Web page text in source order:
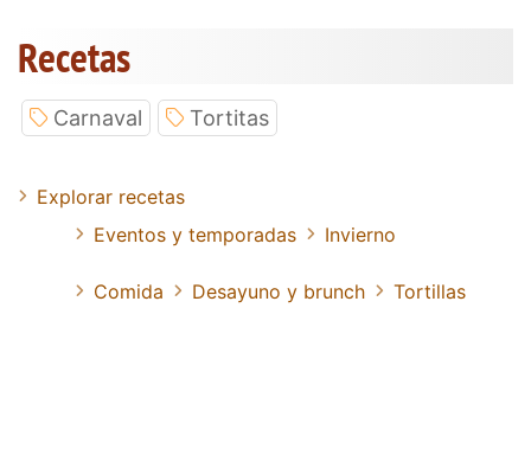
Recetas
Carnaval Tortitas
Explorar recetas
Eventos y temporadas
Invierno
Comida Desayuno y brunch Tortillas